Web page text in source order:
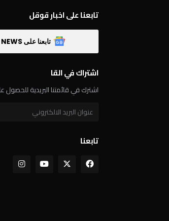
تابعنا على اخبار قوقل
تابعنا على GOOGLE NEWS
اشتراك في القا
اشترك في قائمتنا البريدية للحصول
تابعنا